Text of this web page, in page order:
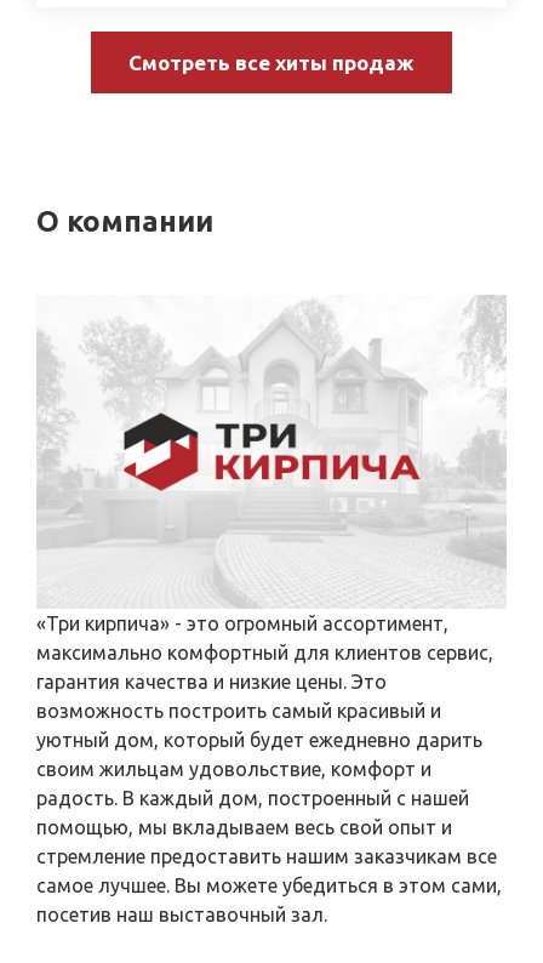
Смотреть все хиты продаж
О компании
«Три кирпича» - это огромный ассортимент,
максимально комфортный для клиентов сервис,
гарантия качества и низкие цены. Это
возможность построить самый красивый и
уютный дом, который будет ежедневно дарить
своим жильцам удовольствие, комфорт и
радость. В каждый дом, построенный с нашей
помощью, мы вкладываем весь свой опыт и
стремление предоставить нашим заказчикам все
самое лучшее. Вы можете убедиться в этом сами,
посетив наш выставочный зал.